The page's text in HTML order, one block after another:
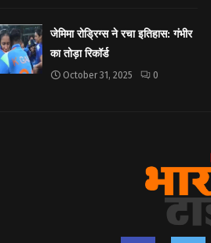
जेमिमा रोड्रिग्स ने रचा इतिहास: गंभीर
का तोड़ा रिकॉर्ड
October 31, 2025 0